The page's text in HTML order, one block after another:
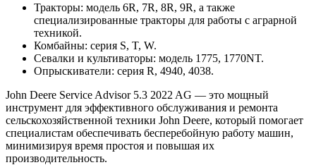
Тракторы: модель 6R, 7R, 8R, 9R, а также
специализированные тракторы для работы с аграрной
техникой.
Комбайны: серия S, T, W.
Севалки и культиваторы: модель 1775, 1770NT.
Опрыскиватели: серия R, 4940, 4038.
John Deere Service Advisor 5.3 2022 AG — это мощный
инструмент для эффективного обслуживания и ремонта
сельскохозяйственной техники John Deere, который помогает
специалистам обеспечивать бесперебойную работу машин,
минимизируя время простоя и повышая их
производительность.